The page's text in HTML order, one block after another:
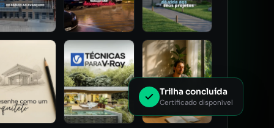
Trilha concluída
Certificado disponível